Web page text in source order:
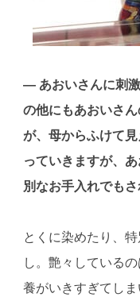
— あおいさんに刺
の他にもあおいさ
が、母からふけて
っていきますが、
別なお手入れでもさ
とくに染めたり、
し。艶々している
養がいきすぎてし